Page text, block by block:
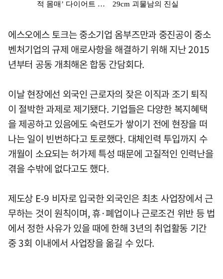
에스오에스 토크는 중소기업 옴부즈만과 중진공이 중소
벤처기업의 규제 애로사항을 해결하기 위해 지난 2015
년부터 공동 개최해온 합동 간담회다.
이날 현장에선 외국인 근로자의 잦은 이직과 조기 퇴직
이 절박한 과제로 제기됐다. 기업들은 다양한 복지혜택
을 제공하고 있음에도 숙련도가 쌓이기 전에 현장을 떠
나는 일이 빈번하다고 토로했다. 대체인력 투입까지 수
개월이 소요되는 허가제 특성 때문에 고질적인 인력난을
겪을 수밖에 없다고도 했다.
제도상 E-9 비자로 입국한 외국인은 최초 사업장에서 근
무하는 것이 원칙이며, 휴·폐업이나 근로조건 위반 등 법
에서 정한 사유가 있을 때에 한해 3년의 취업활동 기간
중 3회 이내에서 사업장을 옮길 수 있다.